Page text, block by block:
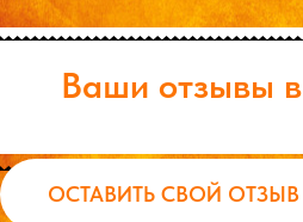
Ваши отзывы в
ОСТАВИТЬ СВОЙ ОТЗЫВ